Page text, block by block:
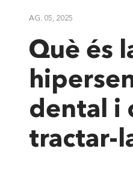
AG. 05, 2025
Què és
dental i
tractar-